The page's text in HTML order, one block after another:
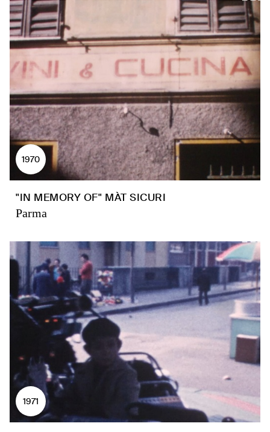
1970
"IN MEMORY OF" MÀT SICURI
Parma
1971